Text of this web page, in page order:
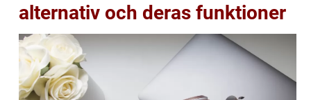
alternativ och deras funktioner